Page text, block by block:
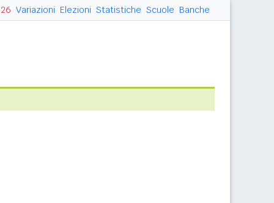
Variazioni Elezioni Statistiche Scuole Banche